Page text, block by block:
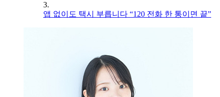
3.
앱 없이도 택시 부릅니다 “120 전화 한 통이면 끝”